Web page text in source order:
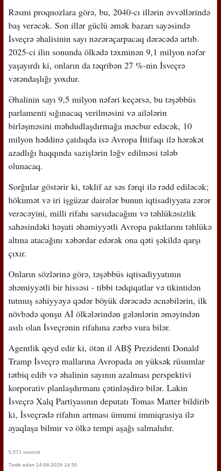
Rəsmi proqnozlara görə, bu, 2040-cı illərin əvvəllərində
baş verəcək. Son illər güclü əmək bazarı sayəsində
İsveçrə əhalisinin sayı nəzərəçarpacaq dərəcədə artıb.
2025-ci ilin sonunda ölkədə təxminən 9,1 milyon nəfər
yaşayırdı ki, onların da təqribən 27 %-nin İsveçrə
vətəndaşlığı yoxdur.
Əhalinin sayı 9,5 milyon nəfəri keçərsə, bu təşəbbüs
parlamenti sığınacaq verilməsini və ailələrin
birləşməsini məhdudlaşdırmağa məcbur edəcək, 10
milyon həddinə çatdıqda isə Avropa İttifaqı ilə hərəkət
azadlığı haqqında sazişlərin ləğv edilməsi tələb
olunacaq.
Sorğular göstərir ki, təklif az səs fərqi ilə rədd ediləcək;
hökumət və iri işgüzar dairələr bunun iqtisadiyyata zərər
verəcəyini, milli rifahı sarsıdacağını və təhlükəsizlik
sahəsindəki həyati əhəmiyyətli Avropa paktlarını təhlükə
altına atacağını xəbərdar edərək ona qəti şəkildə qarşı
çıxır.
Onların sözlərinə görə, təşəbbüs iqtisadiyyatının
əhəmiyyətli bir hissəsi - tibbi tədqiqatlar və tikintidən
tutmuş səhiyyəyə qədər böyük dərəcədə əcnəbilərin, ilk
növbədə qonşu Aİ ölkələrindən gələnlərin əməyindən
asılı olan İsveçrənin rifahına zərbə vura bilər.
Agentlik qeyd edir ki, ötən il ABŞ Prezidenti Donald
Tramp İsveçrə mallarına Avropada ən yüksək rüsumlar
tətbiq edib və əhalinin sayının azalması perspektivi
korporativ planlaşdırmanı çətinləşdirə bilər. Lakin
İsveçrə Xalq Partiyasının deputatı Tomas Matter bildirib
ki, İsveçrədə rifahın artması ümumi immiqrasiya ilə
ayaqlaşa bilmir və ölkə tempi aşağı salmalıdır.
5,571 oxunub
Tərtib edən 14-06-2026 14:50